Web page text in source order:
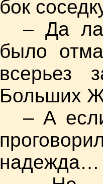
бок
– Да
было
всерьез
Больших
– А
надежда…